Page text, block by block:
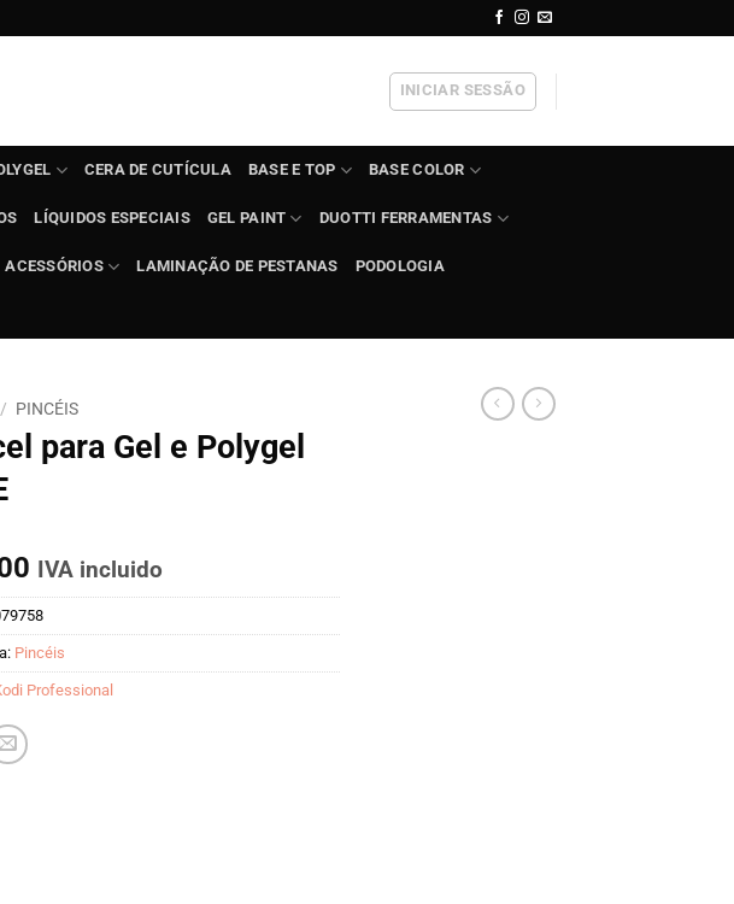
INICIAR SESSÃO
CERA DE CUTÍCULA BASE E TOP BASE COLOR
LÍQUIDOS ESPECIAIS GEL PAINT DUOTTI FERRAMENTAS
ACESSÓRIOS LAMINAÇÃO DE PESTANAS PODOLOGIA
/ PINCÉIS
para Gel e Polygel
IVA incluido
Pincéis
Professional